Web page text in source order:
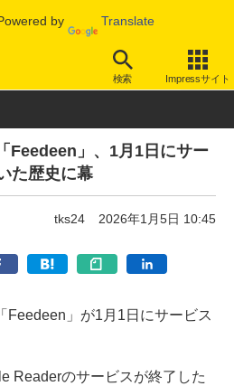
by Translate
検索 Impressサイト
サービス終了
Feedeen」、1月1日にサー
た歴史に幕
tks24 2026年1月5日 10:45
」が1月1日にサービス
Readerのサービスが終了した